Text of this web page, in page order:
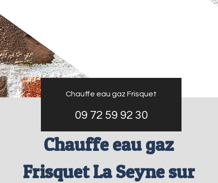
Chauffe eau gaz Frisquet
09 72 59 92 30
Chauffe eau gaz
Frisquet La Seyne sur